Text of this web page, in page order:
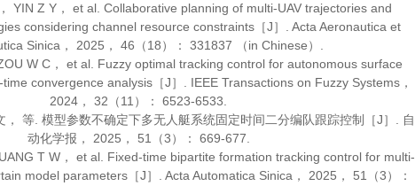
YIN Z Y， et al. Collaborative planning of multi-UAV trajectories and
considering channel resource constraints［J］. Acta Aeronautica et
Sinica ， 2025 ， 46 （18）： 331837 （in Chinese）.
W C， et al. Fuzzy optimal tracking control for autonomous surface
convergence analysis［J］. IEEE Transactions on Fuzzy Systems，
2024 ， 32 （11）： 6523-6533.
等. 模型参数不确定下多无人艇系统固定时间二分编队跟踪控制［J］.
自
动化学报 ， 2025 ， 51
（3）： 669-677.
T W， et al. Fixed-time bipartite formation tracking control for multi-
model parameters［J］. Acta Automatica Sinica ， 2025 ， 51
（3）：